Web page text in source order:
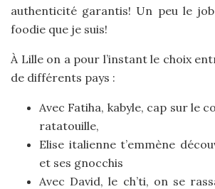
authenticité garantis! Un peu le
foodie que je suis!
À Lille on a pour l’instant le choix
de différents pays :
Avec Fatiha, kabyle, cap sur le
ratatouille,
Elise italienne t’emmène
et ses gnocchis
Avec David, le ch’ti, on se